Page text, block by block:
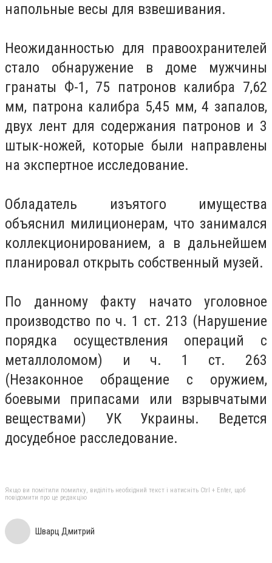
напольные весы для взвешивания.
Неожиданностью для правоохранителей
стало обнаружение в доме мужчины
гранаты Ф-1, 75 патронов калибра 7,62
мм, патрона калибра 5,45 мм, 4 запалов,
двух лент для содержания патронов и 3
штык-ножей, которые были направлены
на экспертное исследование.
Обладатель изъятого имущества
объяснил милиционерам, что занимался
коллекционированием, а в дальнейшем
планировал открыть собственный музей.
По данному факту начато уголовное
производство по ч. 1 ст. 213 (Нарушение
порядка осуществления операций с
металлоломом) и ч. 1 ст. 263
(Незаконное обращение с оружием,
боевыми припасами или взрывчатыми
веществами) УК Украины. Ведется
досудебное расследование.
Якщо ви помітили помилку, виділіть необхідний текст і натисніть Ctrl + Enter, щоб
повідомити про це редакцію
Шварц Дмитрий